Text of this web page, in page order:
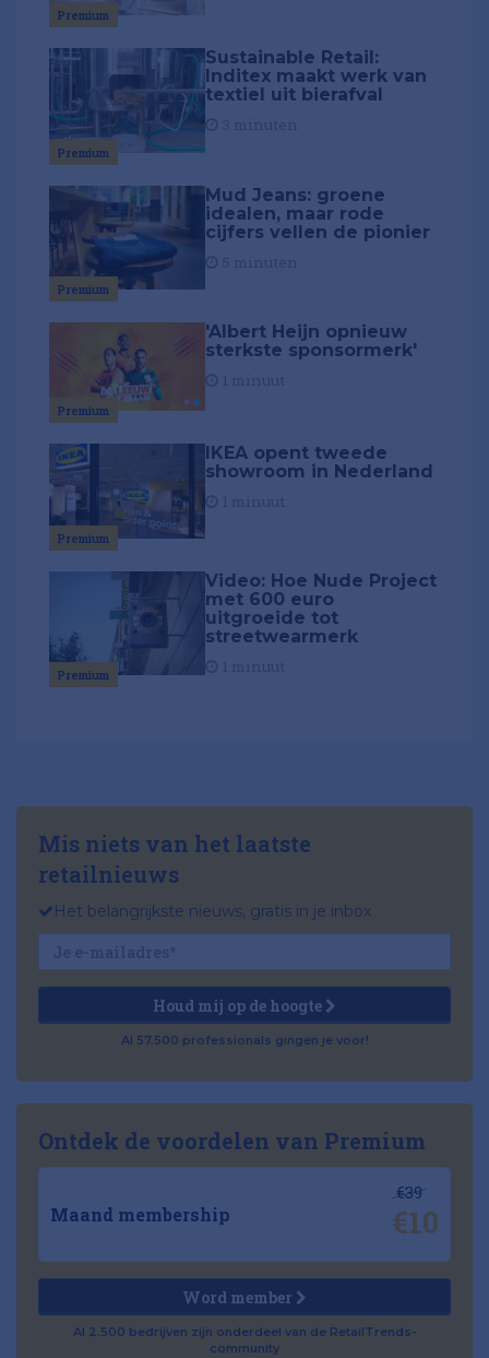
Premium
Premium
Sustainable Retail:
Inditex maakt werk van
textiel uit bierafval
Premium
Mud Jeans: groene
idealen, maar rode
cijfers vellen de pionier
Premium
'Albert Heijn opnieuw
sterkste sponsormerk'
Premium
IKEA opent tweede
showroom in Nederland
Premium
Video: Hoe Nude Project
met 600 euro
uitgroeide tot
streetwearmerk
Mis niets van het laatste
retailnieuws
Het belangrijkste nieuws, gratis in je inbox
Houd mij op de hoogte
Al 57.500 professionals gingen je voor!
Ontdek de voordelen van Premium
Maand membership
€39
€10
Word member
Al 2.500 bedrijven zijn onderdeel van de RetailTrends-
community